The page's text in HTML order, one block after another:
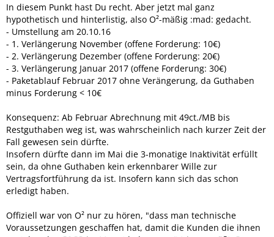
In diesem Punkt hast Du recht. Aber jetzt mal ganz
hypothetisch und hinterlistig, also O²-mäßig :mad: gedacht.
- Umstellung am 20.10.16
- 1. Verlängerung November (offene Forderung: 10€)
- 2. Verlängerung Dezember (offene Forderung: 20€)
- 3. Verlängerung Januar 2017 (offene Forderung: 30€)
- Paketablauf Februar 2017 ohne Verängerung, da Guthaben
minus Forderung < 10€
Konsequenz: Ab Februar Abrechnung mit 49ct./MB bis
Restguthaben weg ist, was wahrscheinlich nach kurzer Zeit der
Fall gewesen sein dürfte.
Insofern dürfte dann im Mai die 3-monatige Inaktivität erfüllt
sein, da ohne Guthaben kein erkennbarer Wille zur
Vertragsfortführung da ist. Insofern kann sich das schon
erledigt haben.
Offiziell war von O² nur zu hören, "dass man technische
Voraussetzungen geschaffen hat, damit die Kunden die ihnen